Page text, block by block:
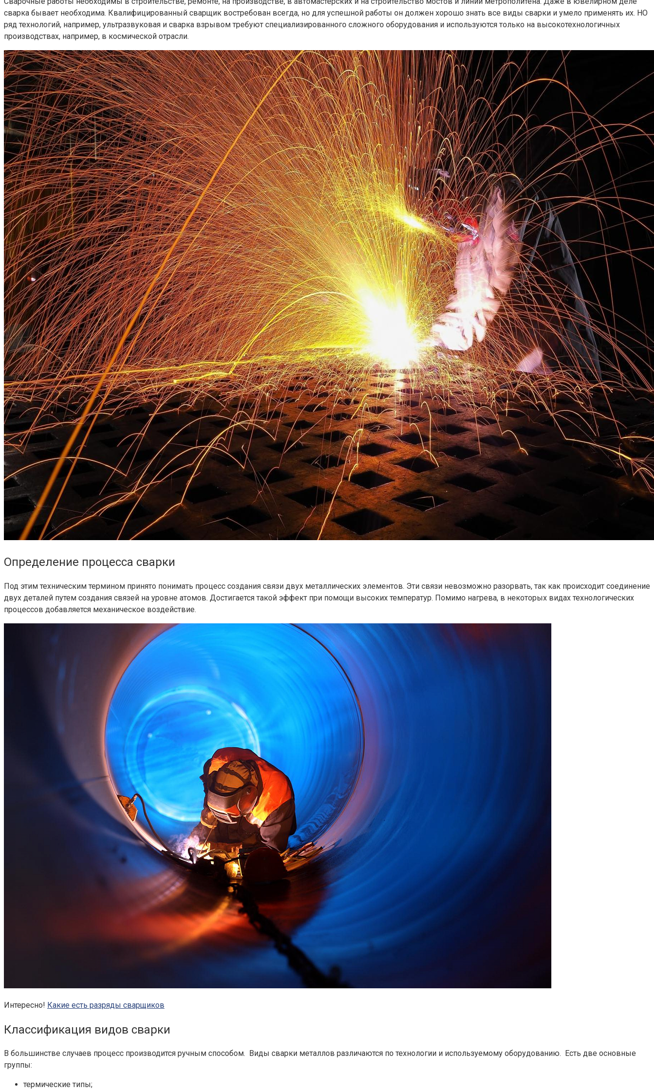
сварка бывает необходима. Квалифицированный сварщик востребован всегда, но для успешной работы он должен хорошо знать все виды сварки и умело применять их. НО
ряд технологий, например, ультразвуковая и сварка взрывом требуют специализированного сложного оборудования и используются только на высокотехнологичных
производствах, например, в космической отрасли.
Определение процесса сварки
Под этим техническим термином принято понимать процесс создания связи двух металлических элементов. Эти связи невозможно разорвать, так как происходит соединение
двух деталей путем создания связей на уровне атомов. Достигается такой эффект при помощи высоких температур. Помимо нагрева, в некоторых видах технологических
процессов добавляется механическое воздействие.
Интересно! Какие есть разряды сварщиков
Классификация видов сварки
В большинстве случаев процесс производится ручным способом. Виды сварки металлов различаются по технологии и используемому оборудованию. Есть две основные
группы:
термические типы;